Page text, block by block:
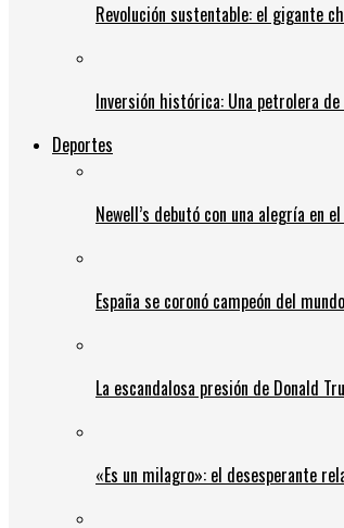
Revolución sustentable: el gigante
Inversión histórica: Una petrolera
Deportes
Newell’s debutó con una alegría en
España se coronó campeón del
La escandalosa presión de Donald
«Es un milagro»: el desesperante